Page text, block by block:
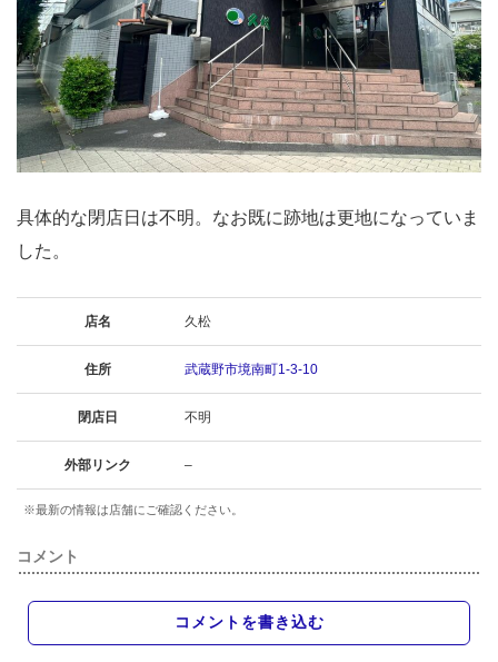
具体的な閉店日は不明。なお既に跡地は更地になっていま
した。
店名 久松
住所 武蔵野市境南町1-3-10
閉店日 不明
外部リンク –
※最新の情報は店舗にご確認ください。
コメント
コメントを書き込む